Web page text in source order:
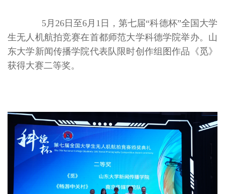
5月26日至6月1日，第七届“科德杯”全国大学
生无人机航拍竞赛在首都师范大学科德学院举办。山
东大学新闻传播学院代表队限时创作组图作品《觅》
获得大赛二等奖。